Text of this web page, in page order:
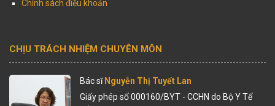
Chính sách điều khoản
CHỊU TRÁCH NHIỆM CHUYÊN MÔN
Bác sĩ Nguyễn Thị Tuyết Lan
Giấy phép số 000160/BYT - CCHN do Bộ Y Tế